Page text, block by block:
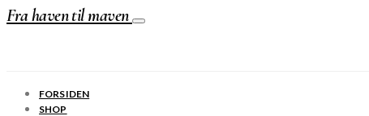
Fra haven til maven
FORSIDEN
SHOP